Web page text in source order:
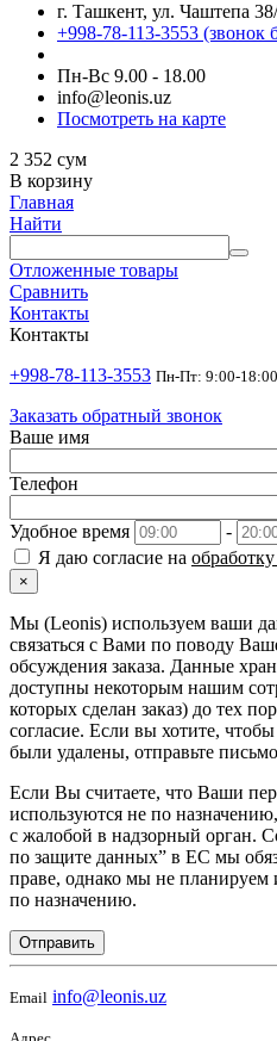
г. Ташкент, ул. Чаштепа
+998-78-113-3553 (звонок
Пн-Вс 9.00 - 18.00
info@leonis.uz
Посмотреть на карте
2 352 сум
В корзину
Главная
Найти
Отложенные товары
Сравнить
Контакты
Контакты
+998-78-113-3553 Пн-Пт: 9:00-18:00
Заказать обратный звонок
Ваше имя
Телефон
Удобное время
-
Я даю согласие на
×
Мы (Leonis) используем ваши
связаться с Вами по поводу
обсуждения заказа. Данные
доступны некоторым нашим
которых сделан заказ) до тех
согласие. Если вы хотите,
были удалены, отправьте
Если Вы считаете, что Ваши
используются не по
с жалобой в надзорный орган.
по защите данных” в ЕС мы
праве, однако мы не
по назначению.
Отправить
Email info@leonis.uz